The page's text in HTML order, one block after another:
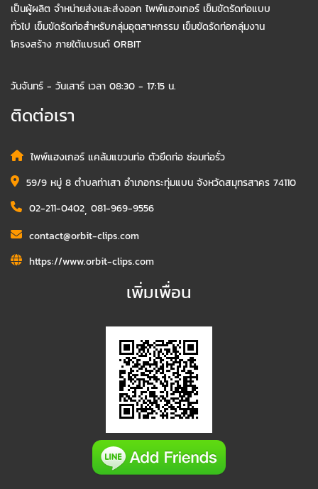
เป็นผู้ผลิต จำหน่ายส่งและส่งออก ไพพ์แฮงเกอร์ เข็มขัดรัดท่อแบบ
ทั่วไป เข็มขัดรัดท่อสำหรับกลุ่มอุตสาหกรรม เข็มขัดรัดท่อกลุ่มงาน
โครงสร้าง ภายใต้แบรนด์ ORBIT
วันจันทร์ - วันเสาร์ เวลา 08:30 - 17:15 น.
ติดต่อเรา
ไพพ์แฮงเกอร์ แคล้มแขวนท่อ ตัวยึดท่อ ซ่อมท่อรั่ว
59/9 หมู่ 8 ตำบลท่าเสา อำเภอกระทุ่มแบน จังหวัดสมุทรสาคร 74110
02-211-0402, 081-969-9556
contact@orbit-clips.com
https://www.orbit-clips.com
เพิ่มเพื่อน